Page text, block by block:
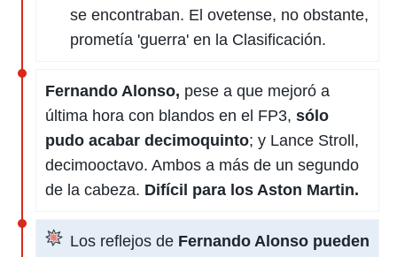
se encontraban. El ovetense, no obstante,
prometía 'guerra' en la Clasificación.
Fernando Alonso, pese a que mejoró a
última hora con blandos en el FP3, sólo
pudo acabar decimoquinto; y Lance Stroll,
decimooctavo. Ambos a más de un segundo
de la cabeza. Difícil para los Aston Martin.
Los reflejos de Fernando Alonso pueden